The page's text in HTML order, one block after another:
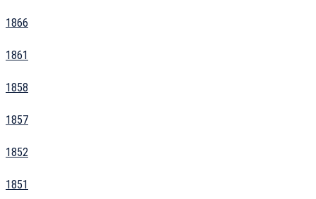
1866
1861
1858
1857
1852
1851